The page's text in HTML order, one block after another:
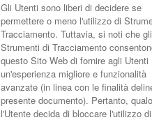
Gli Utenti sono liberi di decidere se
permettere o meno l'utilizzo di
Tracciamento. Tuttavia, si noti che gli
Strumenti di Tracciamento
questo Sito Web di fornire agli Utenti
un'esperienza migliore e funzionalità
avanzate (in linea con le finalità
presente documento). Pertanto,
l'Utente decida di bloccare l'utilizzo di